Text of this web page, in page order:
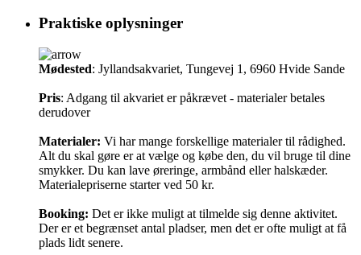
Praktiske oplysninger
Mødested: Jyllandsakvariet, Tungevej 1, 6960 Hvide Sande
Pris: Adgang til akvariet er påkrævet - materialer betales
derudover
Materialer: Vi har mange forskellige materialer til rådighed.
Alt du skal gøre er at vælge og købe den, du vil bruge til dine
smykker. Du kan lave øreringe, armbånd eller halskæder.
Materialepriserne starter ved 50 kr.
Booking: Det er ikke muligt at tilmelde sig denne aktivitet.
Der er et begrænset antal pladser, men det er ofte muligt at få
plads lidt senere.